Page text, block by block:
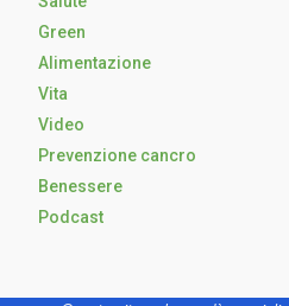
Green
Alimentazione
Vita
Video
Prevenzione cancro
Benessere
Podcast